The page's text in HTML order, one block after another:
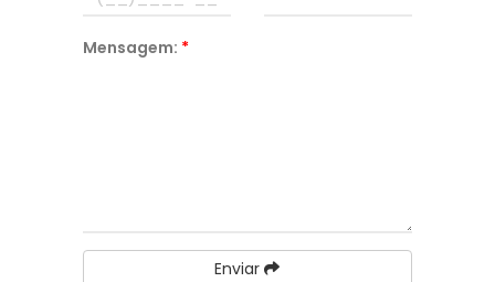
Mensagem: *
Enviar